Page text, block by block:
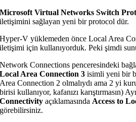
Microsoft Virtual Networks Switch
iletişimini sağlayan yeni bir protocol dür.
Hyper-V yüklemeden önce Local Area
iletişimi için kullanıyorduk. Peki şimdi
Network Connections penceresindeki
Local Area Connection 3 isimli yeni bir
Area Connection 2 olmalıydı ama 2 yi
birisi kullanıyor, kafanızı karıştırmasın)
Connectivity açıklamasında Access to
görebilirsiniz.